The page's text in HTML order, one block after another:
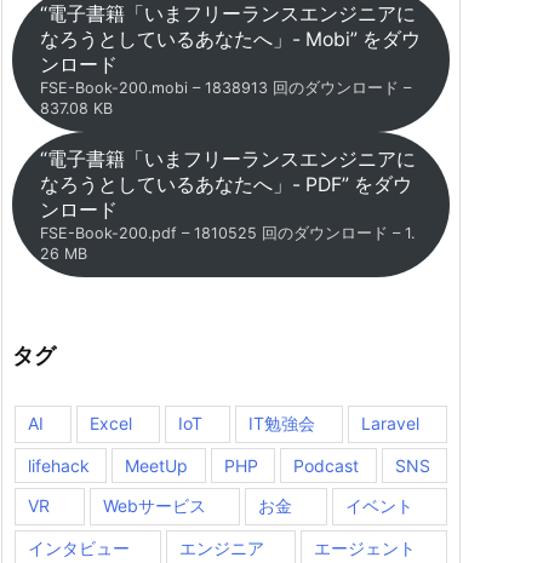
“電子書籍「いまフリーランスエンジニアに
なろうとしているあなたへ」- Mobi” をダウ
ンロード
FSE-Book-200.mobi – 1838913 回のダウンロード –
837.08 KB
“電子書籍「いまフリーランスエンジニアに
なろうとしているあなたへ」- PDF” をダウ
ンロード
FSE-Book-200.pdf – 1810525 回のダウンロード – 1.
26 MB
タグ
AI Excel IoT IT勉強会 Laravel
lifehack MeetUp PHP Podcast
SNS
VR
Webサービス お金 イベント
インタビュー エンジニア エージェント